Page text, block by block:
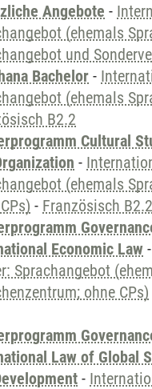
Angebote -
(ehemals
und
Bachelor -
(ehemals
B2.2
Cultural
-
(ehemals
- Französisch B2.2
Economic Law -
Sprachangebot
ohne CPs)
Law of Global
-